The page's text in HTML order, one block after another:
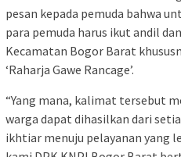
pesan kepada pemuda bahwa
para pemuda harus ikut andil
Kecamatan Bogor Barat
‘Raharja Gawe Rancage’.
“Yang mana, kalimat tersebut
warga dapat dihasilkan dari
ikhtiar menuju pelayanan yang